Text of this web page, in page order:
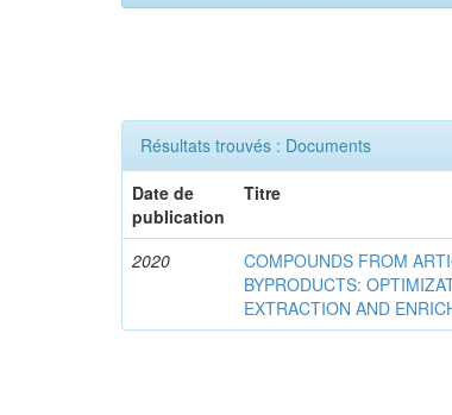
Résultats trouvés : Documents
Date de
publication
Titre
2020
COMPOUNDS FROM
BYPRODUCTS:
EXTRACTION AND